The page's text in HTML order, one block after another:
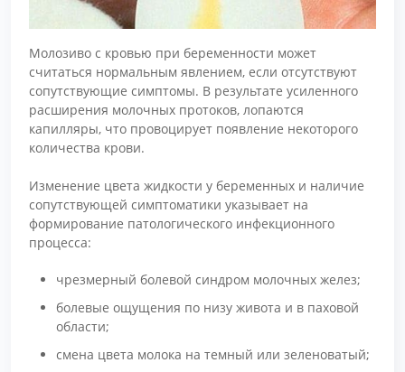
Молозиво с кровью при беременности может
считаться нормальным явлением, если отсутствуют
сопутствующие симптомы. В результате усиленного
расширения молочных протоков, лопаются
капилляры, что провоцирует появление некоторого
количества крови.
Изменение цвета жидкости у беременных и наличие
сопутствующей симптоматики указывает на
формирование патологического инфекционного
процесса:
чрезмерный болевой синдром молочных желез;
болевые ощущения по низу живота и в паховой
области;
смена цвета молока на темный или зеленоватый;